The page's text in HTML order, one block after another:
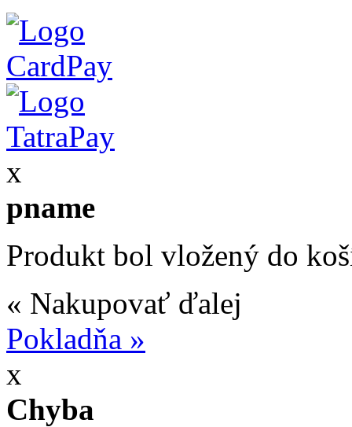
x
pname
Produkt bol vložený do
« Nakupovať ďalej
Pokladňa »
x
Chyba